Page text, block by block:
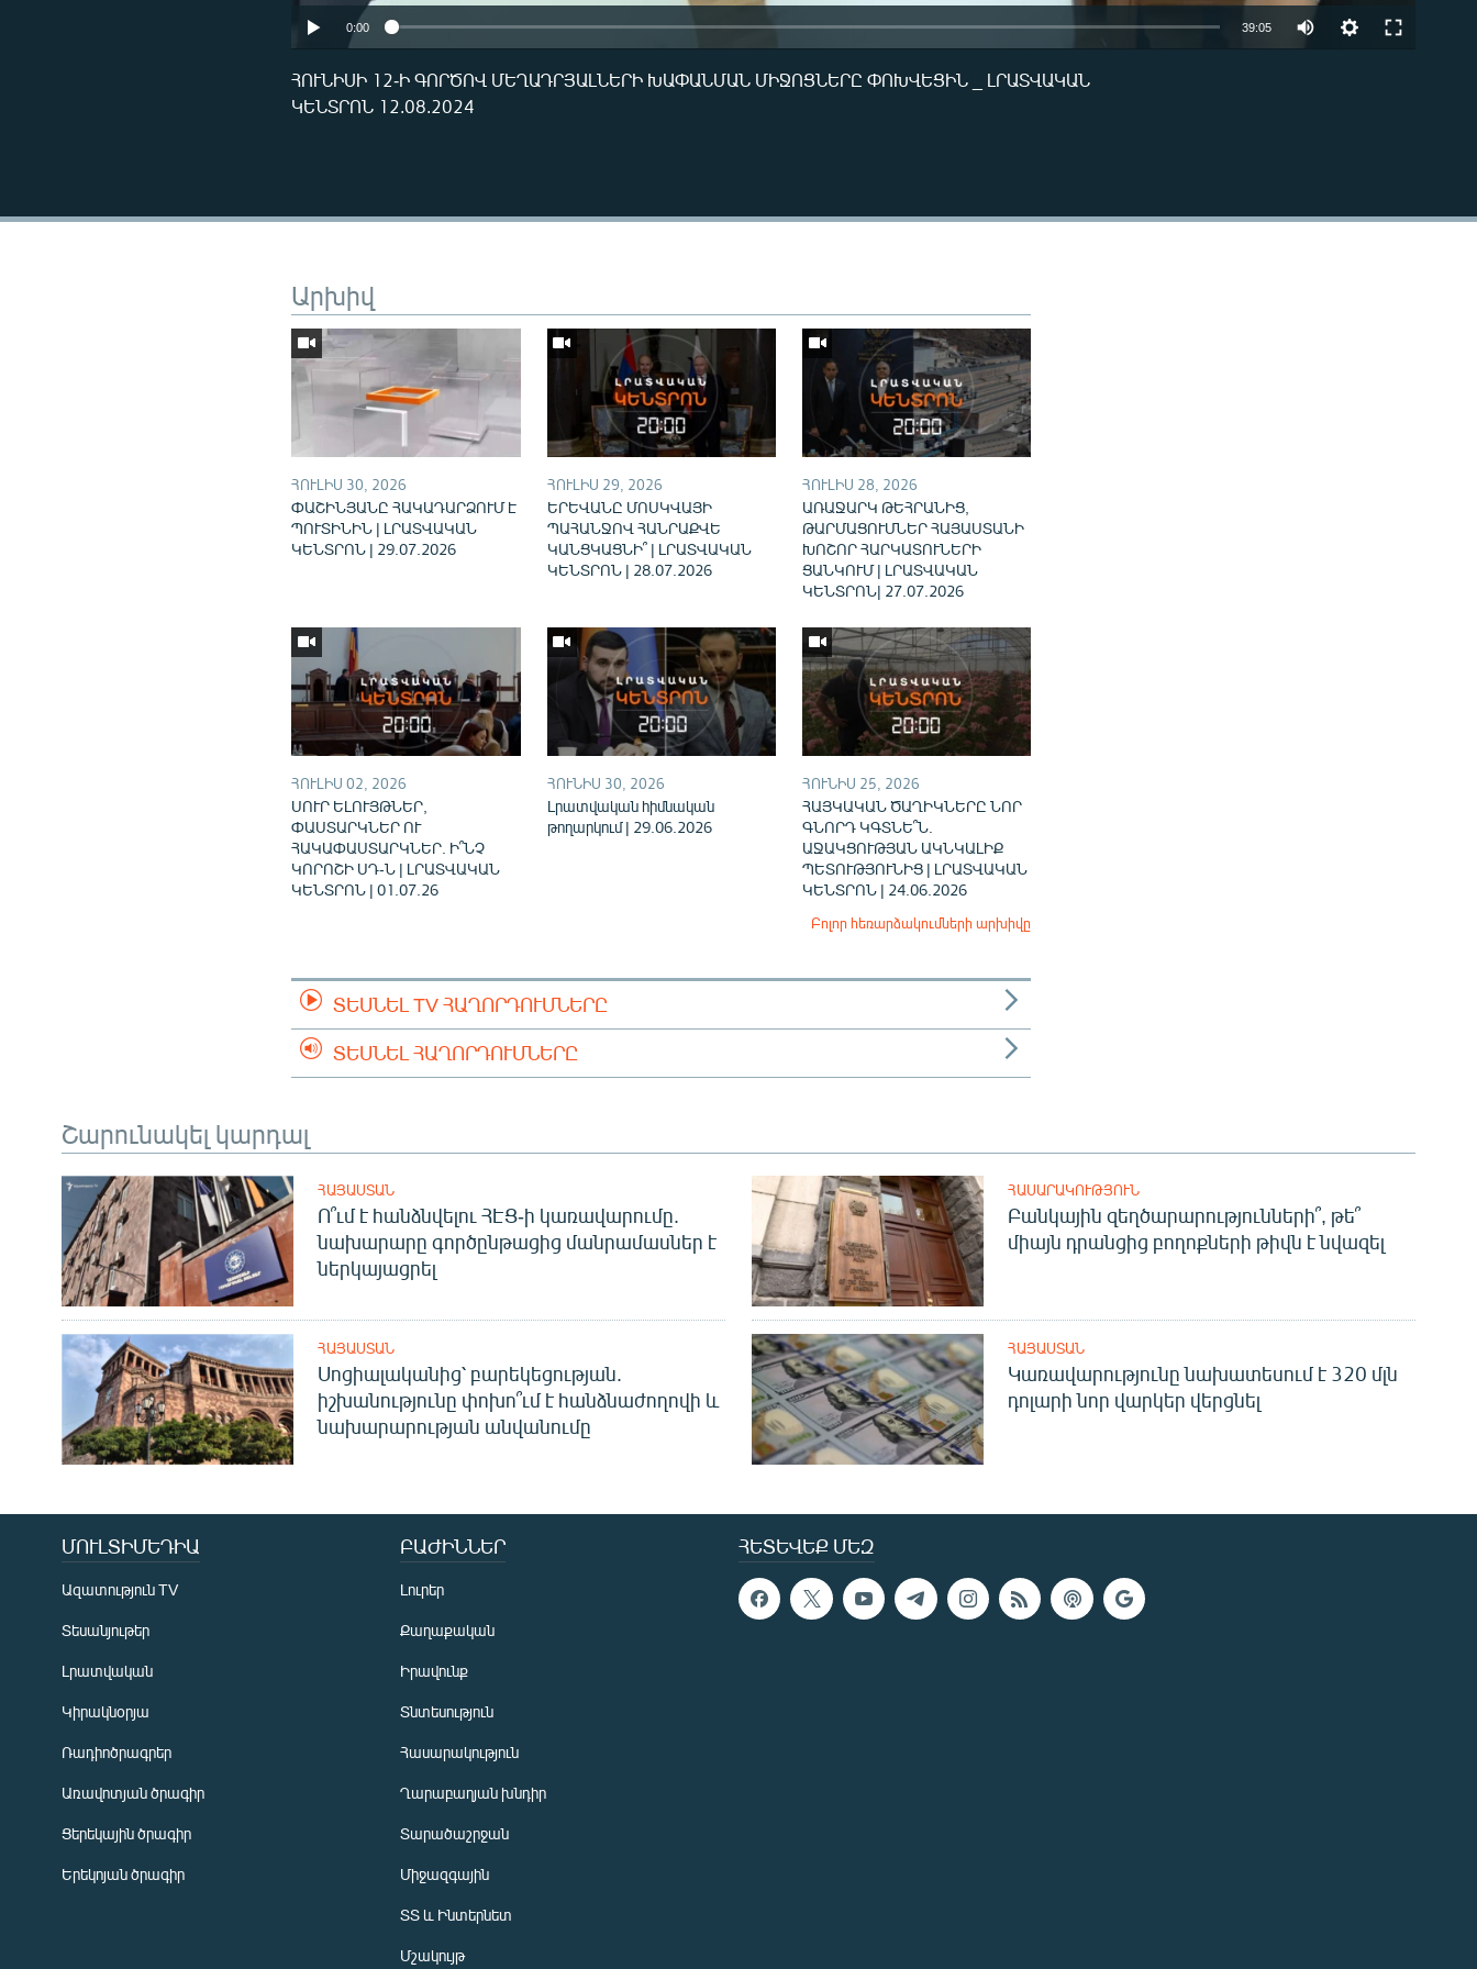
240p 360p
720p
0:00 39:05
ՀՈՒՆԻՍԻ 12-Ի ԳՈՐԾՈՎ ՄԵՂԱԴՐՅԱԼՆԵՐԻ ԽԱՓԱՆՄԱՆ ՄԻՋՈՑՆԵՐԸ ՓՈԽՎԵՑԻՆ _ ԼՐԱՏՎԱԿԱՆ
ԿԵՆՏՐՈՆ 12.08.2024
Արխիվ
ՀՈՒԼԻՍ 30, 2026
ՓԱՇԻՆՅԱՆԸ ՀԱԿԱԴԱՐՁՈՒՄ Է
ՊՈՒՏԻՆԻՆ | ԼՐԱՏՎԱԿԱՆ
ԿԵՆՏՐՈՆ | 29.07.2026
ՀՈՒԼԻՍ 29, 2026
ԵՐԵՎԱՆԸ ՄՈՍԿՎԱՅԻ
ՊԱՀԱՆՋՈՎ ՀԱՆՐԱՔՎԵ
ԿԱՆՑԿԱՑՆԻ՞ | ԼՐԱՏՎԱԿԱՆ
ԿԵՆՏՐՈՆ | 28.07.2026
ՀՈՒԼԻՍ 28, 2026
ԱՌԱՋԱՐԿ ԹԵՀՐԱՆԻՑ,
ԹԱՐՄԱՑՈՒՄՆԵՐ ՀԱՅԱՍՏԱՆԻ
ԽՈՇՈՐ ՀԱՐԿԱՏՈՒՆԵՐԻ
ՑԱՆԿՈՒՄ | ԼՐԱՏՎԱԿԱՆ
ԿԵՆՏՐՈՆ| 27.07.2026
ՀՈՒԼԻՍ 02, 2026
ՍՈՒՐ ԵԼՈՒՅԹՆԵՐ,
ՓԱՍՏԱՐԿՆԵՐ ՈՒ
ՀԱԿԱՓԱՍՏԱՐԿՆԵՐ. Ի՞ՆՉ
ԿՈՐՈՇԻ ՍԴ-Ն | ԼՐԱՏՎԱԿԱՆ
ԿԵՆՏՐՈՆ | 01.07.26
ՀՈՒՆԻՍ 30, 2026
Լրատվական հիմնական
թողարկում | 29.06.2026
ՀՈՒՆԻՍ 25, 2026
ՀԱՅԿԱԿԱՆ ԾԱՂԻԿՆԵՐԸ ՆՈՐ
ԳՆՈՐԴ ԿԳՏՆԵ՞Ն.
ԱՋԱԿՑՈՒԹՅԱՆ ԱԿՆԿԱԼԻՔ
ՊԵՏՈՒԹՅՈՒՆԻՑ | ԼՐԱՏՎԱԿԱՆ
ԿԵՆՏՐՈՆ | 24.06.2026
Բոլոր հեռարձակումների արխիվը
ՏԵՍՆԵԼ TV ՀԱՂՈՐԴՈՒՄՆԵՐԸ
ՏԵՍՆԵԼ ՀԱՂՈՐԴՈՒՄՆԵՐԸ
Շարունակել կարդալ
ՀԱՅԱՍՏԱՆ
Ո՞ւմ է հանձնվելու ՀԷՑ-ի կառավարումը.
նախարարը գործընթացից մանրամասներ է
ներկայացրել
ՀԱՍԱՐԱԿՈՒԹՅՈՒՆ
Բանկային զեղծարարությունների՞, թե՞
միայն դրանցից բողոքների թիվն է նվազել
ՀԱՅԱՍՏԱՆ
Սոցիալականից՝ բարեկեցության.
իշխանությունը փոխո՞ւմ է հանձնաժողովի և
նախարարության անվանումը
ՀԱՅԱՍՏԱՆ
Կառավարությունը նախատեսում է 320 մլն
դոլարի նոր վարկեր վերցնել
ՀԵՏԵՎԵՔ ՄԵԶ
ՄՈՒԼՏԻՄԵԴԻԱ
Ազատություն TV
Տեսանյութեր
Լրատվական
Կիրակնօրյա
Ռադիոծրագրեր
Առավոտյան ծրագիր
Ցերեկային ծրագիր
Երեկոյան ծրագիր
ԲԱԺԻՆՆԵՐ
Լուրեր
Քաղաքական
Իրավունք
Տնտեսություն
Հասարակություն
Ղարաբաղյան խնդիր
Տարածաշրջան
Միջազգային
ՏՏ և Ինտերնետ
Մշակույթ